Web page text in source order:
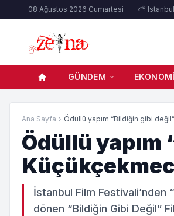
08 Ağustos 2026 Cumartesi ⛅
GÜNDEM EKONOMI
Ana Sayfa › Ödüllü yapım “Bildiğin gibi
Ödüllü
İstanbul Film Festivali’nden
dönen “Bildiğin Gibi Değil”